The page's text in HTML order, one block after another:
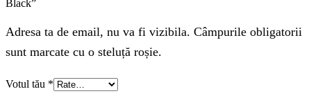
Black”
Adresa ta de email, nu va fi vizibila. Câmpurile obligatorii
sunt marcate cu o steluță roșie.
Votul tău *